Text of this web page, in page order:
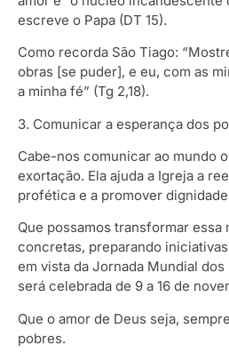
escreve o Papa (DT 15).
Como recorda São Tiago:
obras [se puder], e eu, com as
a minha fé” (Tg 2,18).
3. Comunicar a esperança dos
Cabe-nos comunicar ao mundo
exortação. Ela ajuda a Igreja a
profética e a promover
Que possamos transformar essa
concretas, preparando
em vista da Jornada Mundial
será celebrada de 9 a 16 de
Que o amor de Deus seja,
pobres.